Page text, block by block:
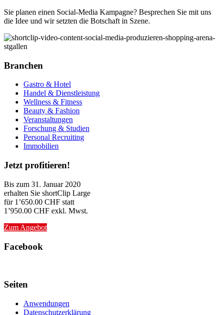
Sie planen einen Social-Media Kampagne? Besprechen Sie mit uns
die Idee und wir setzten die Botschaft in Szene.
Branchen
Gastro & Hotel
Handel & Dienstleistung
Wellness & Fitness
Beauty & Fashion
Veranstaltungen
Forschung & Studien
Personal Recruiting
Immobilien
Jetzt profitieren!
Bis zum 31. Januar 2020
erhalten Sie shortClip Large
für 1’650.00 CHF statt
1’950.00 CHF exkl. Mwst.
Zum Angebot
Facebook
Seiten
Anwendungen
Datenschutzerklärung